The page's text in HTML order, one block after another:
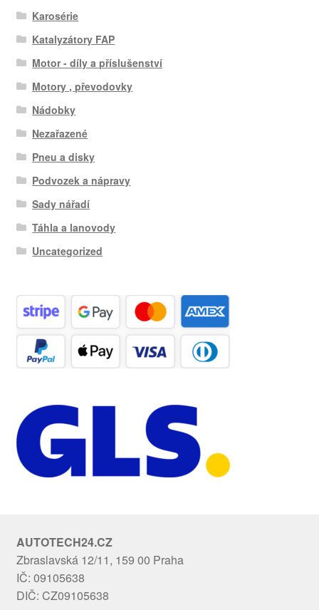
Karosérie
Katalyzátory FAP
Motor - díly a příslušenství
Motory , převodovky
Nádobky
Nezařazené
Pneu a disky
Podvozek a nápravy
Sady nářadí
Táhla a lanovody
Uncategorized
AUTOTECH24.CZ
Zbraslavská 12/11, 159 00 Praha
IČ: 09105638
DIČ: CZ09105638